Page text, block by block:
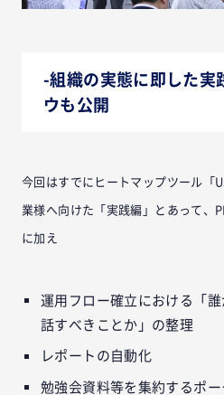
-組織の実態に即した実
ウも公開
今回はすでにヒートマップツール「
業様へ向けた「実践編」とあって、
に加え
運用フロー確立における「
話すべきことか」の整理
レポートの自動化
勉強会資料等を集約するポ